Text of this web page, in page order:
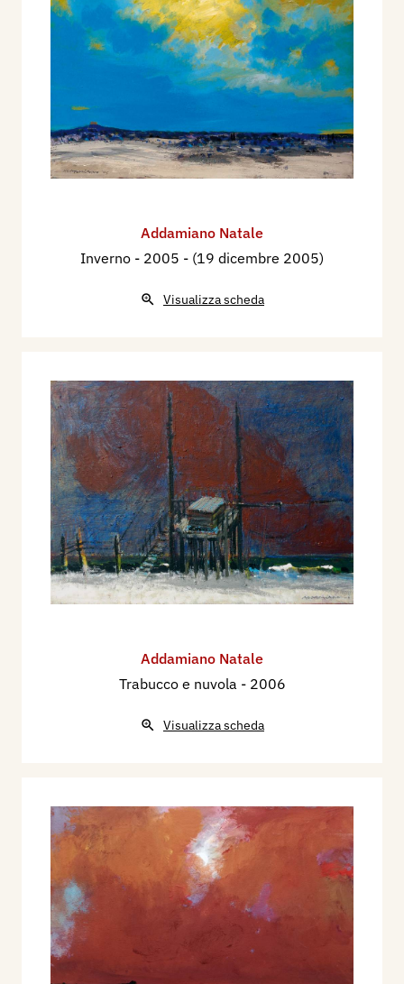
Addamiano Natale
Inverno - 2005 - (19 dicembre 2005)
Visualizza scheda
Addamiano Natale
Trabucco e nuvola - 2006
Visualizza scheda